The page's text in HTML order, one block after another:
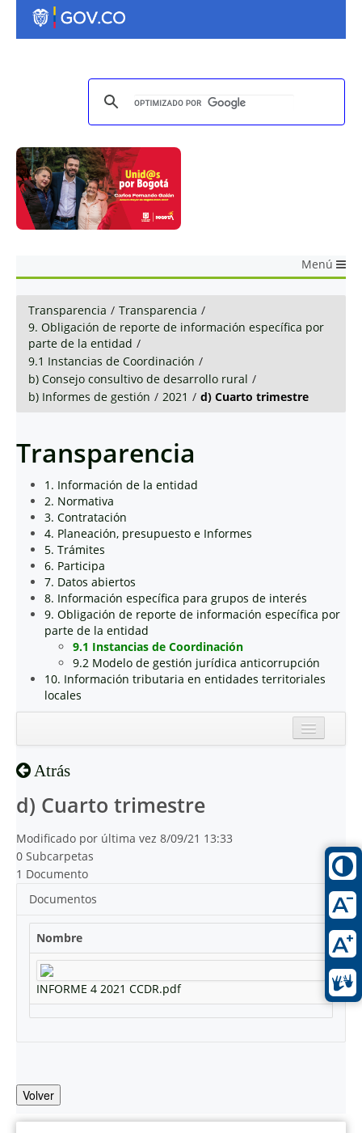
Menú
Transparencia / Transparencia /
9. Obligación de reporte de información específica por
parte de la entidad /
9.1 Instancias de Coordinación /
b) Consejo consultivo de desarrollo rural /
b) Informes de gestión / 2021 / d) Cuarto trimestre
Transparencia
1. Información de la entidad
2. Normativa
3. Contratación
4. Planeación, presupuesto e Informes
5. Trámites
6. Participa
7. Datos abiertos
8. Información específica para grupos de interés
9. Obligación de reporte de información específica por
parte de la entidad
9.1 Instancias de Coordinación
9.2 Modelo de gestión jurídica anticorrupción
10. Información tributaria en entidades territoriales
locales
Atrás
d) Cuarto trimestre
Modificado por última vez 8/09/21 13:33
0 Subcarpetas
1 Documento
Documentos
Nombre
INFORME 4 2021 CCDR.pdf
Volver